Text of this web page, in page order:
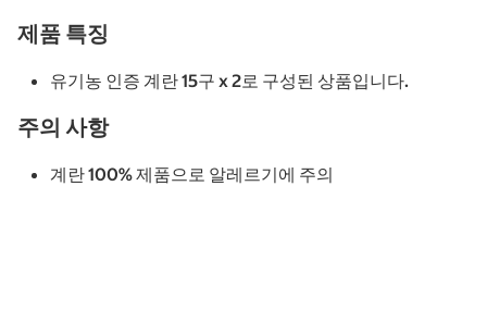
제품 특징
유기농 인증 계란 15구 x 2로 구성된 상품입니다.
주의 사항
계란 100% 제품으로 알레르기에 주의